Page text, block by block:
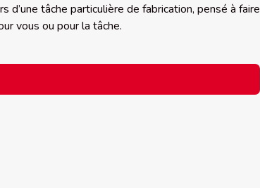
tâche particulière de fabrication, pensé à faire
vous ou pour la tâche.